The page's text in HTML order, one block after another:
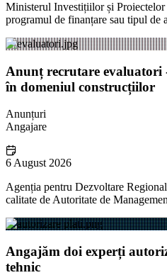
Ministerul Investițiilor și Proiectelor
programul de finanțare sau tipul de
Anunț recrutare
în domeniul construcțiilor
Anunțuri
Angajare
6 August 2026
Agenția pentru Dezvoltare
calitate de Autoritate de
Angajăm doi experți
tehnic